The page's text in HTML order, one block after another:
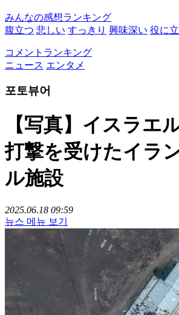
みんなの感想ランキング
腹立つ 悲しい すっきり 興味深い 役に
コメントランキング
ニュース エンタメ
포토뷰어
【写真】イスラエ
打撃を受けたイラ
ル施設
2025.06.18 09:59
뉴스 메뉴 보기